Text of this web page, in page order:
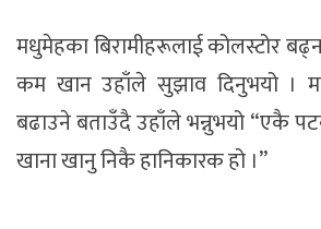
मधुमेहका बिरामीहरूलाई कोलस्टोर
कम खान उहाँले सुझाव दिनुभयो ।
बढाउने बताउँदै उहाँले भन्नुभयो “एकै
खाना खानु निकै हानिकारक हो ।”